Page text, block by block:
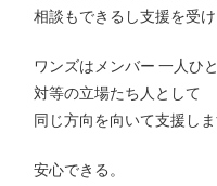
相談もできるし支援を受
ワンズはメンバー 一人ひ
対等の立場たち人として
同じ方向を向いて支援しま
安心できる。